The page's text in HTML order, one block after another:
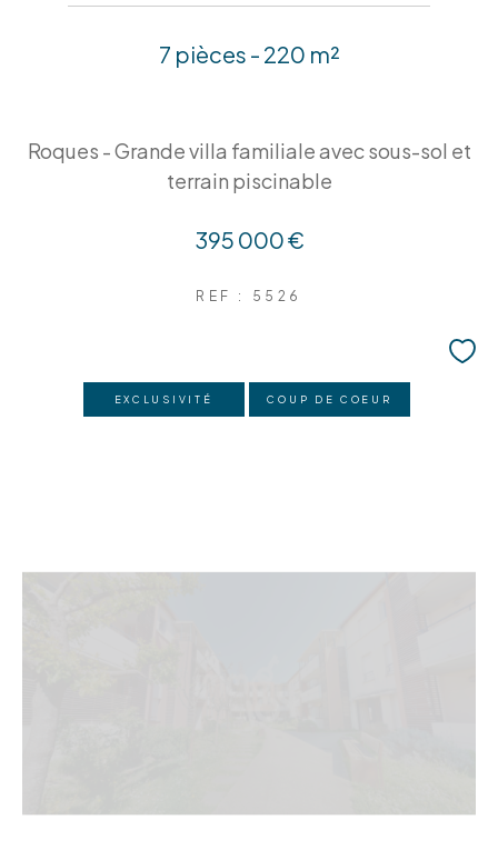
7 pièces - 220 m²
Roques - Grande villa familiale avec sous-sol et
terrain piscinable
395 000 €
REF : 5526
EXCLUSIVITÉ COUP DE COEUR